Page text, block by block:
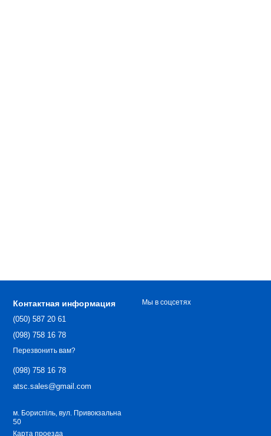
Контактная информация
(050) 587 20 61
(098) 758 16 78
Перезвонить вам?
(098) 758 16 78
atsc.sales@gmail.com
м. Бориспіль, вул. Привокзальна
50
Карта проезда
Мы в соцсетях